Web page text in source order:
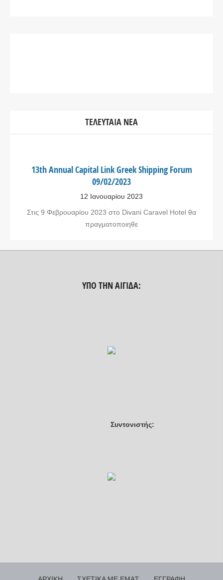
ΤΕΛΕΥΤΑΊΑ ΝΈΑ
13th Annual Capital Link Greek Shipping Forum
09/02/2023
12 Ιανουαρίου 2023
Στις 9 Φεβρουαρίου 2023 στο Divani Caravel Hotel θα
πραγματοποιηθε
ΥΠΟ ΤΗΝ ΑΙΓΊΔΑ:
Συντονιστής: